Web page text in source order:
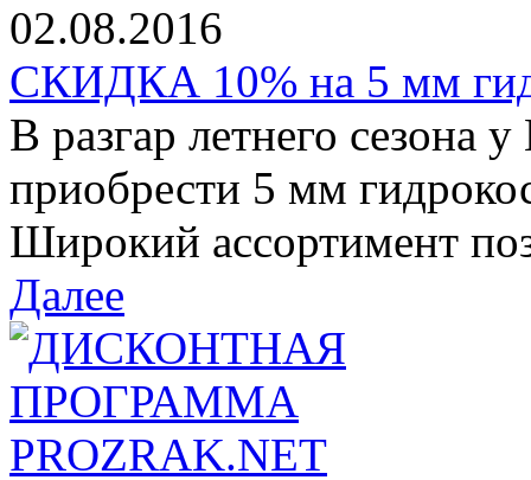
02.08.2016
СКИДКА 10% на 5 мм
В разгар летнего сезона
приобрести 5 мм
Широкий ассортимент
Далее